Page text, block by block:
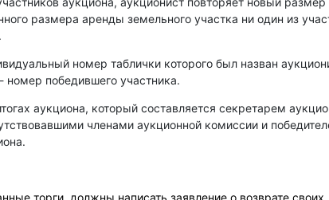
размера аренды земельного участка ни один из
номер таблички которого был назван
номер победившего участника.
аукциона, который составляется секретарем
членами аукционной комиссии и
торги, должны написать заявление о возврате своих